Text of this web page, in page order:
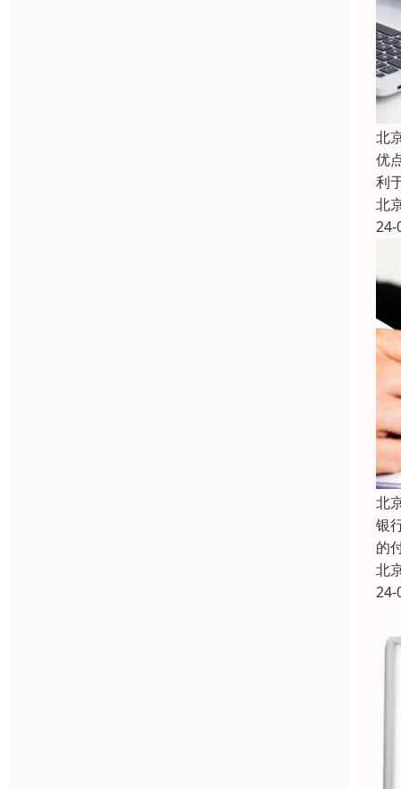
北
优
利
北
24-
北
银
的
北
24-